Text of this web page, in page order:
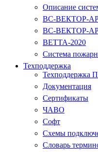
Описание
ВС-ВЕКТОР-
ВС-ВЕКТОР-АР
ВЕТТА-2020
Система
Техподдержка
Техподдержка
Документация
Сертификаты
ЧАВО
Софт
Схемы
Словарь